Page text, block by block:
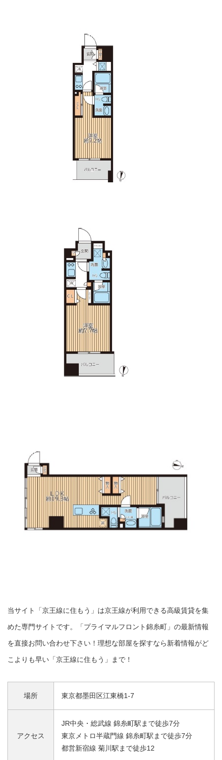
当サイト「京王線に住もう」は京王線が利用できる高級賃貸を集
めた専門サイトです。「プライマルフロント錦糸町」の最新情報
を直接お問い合わせ下さい！理想な部屋を探すなら新着情報がど
こよりも早い「京王線に住もう」まで！
場所 東京都墨田区江東橋1-7
アクセス
JR中央・総武線 錦糸町駅まで徒歩7分
東京メトロ半蔵門線 錦糸町駅まで徒歩7分
都営新宿線 菊川駅まで徒歩12